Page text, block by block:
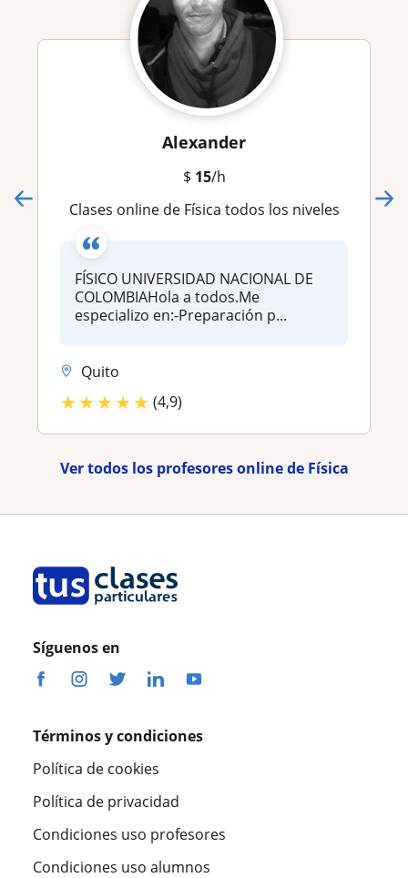
Alexander
$ 15/h
Clases online de Física todos los niveles
FÍSICO UNIVERSIDAD NACIONAL DE
COLOMBIAHola a todos.Me
especializo en:-Preparación p...
Quito
★★★★★ (4,9)
Ver todos los profesores online de Física
Síguenos en
Términos y condiciones
Política de cookies
Política de privacidad
Condiciones uso profesores
Condiciones uso alumnos